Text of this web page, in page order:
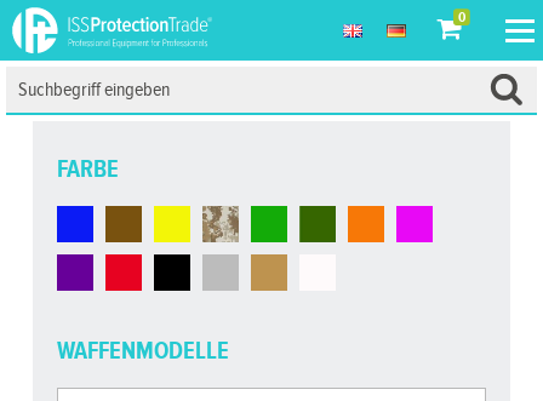
0
FARBE
WAFFENMODELLE